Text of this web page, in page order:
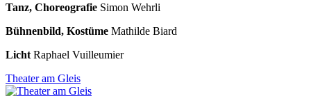
Tanz, Choreografie Simon Wehrli
Bühnenbild, Kostüme Mathilde Biard
Licht Raphael Vuilleumier
Theater am Gleis